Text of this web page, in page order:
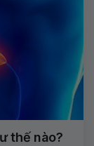
thế nào?